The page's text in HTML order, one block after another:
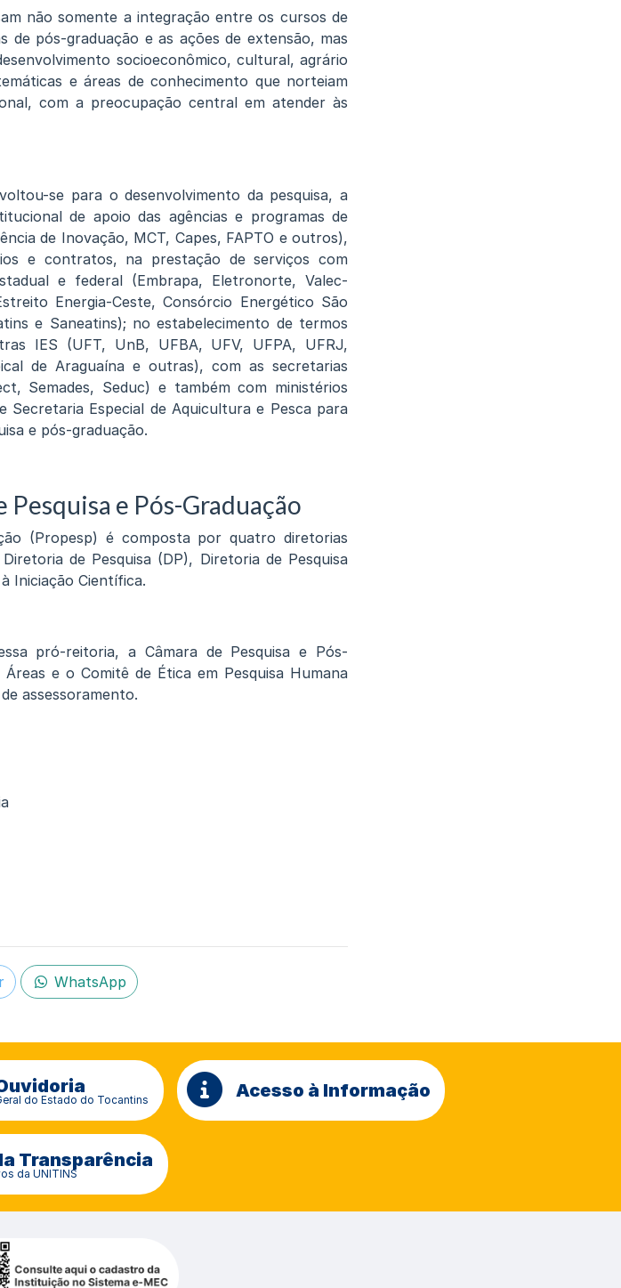
não somente a integração entre os cursos de
de pós-graduação e as ações de extensão, mas
socioeconômico, cultural, agrário
e áreas de conhecimento que norteiam
com a preocupação central em atender às
se para o desenvolvimento da pesquisa, a
de apoio das agências e programas de
de Inovação, MCT, Capes, FAPTO e outros),
e contratos, na prestação de serviços com
e federal (Embrapa, Eletronorte, Valec-
Energia-Ceste, Consórcio Energético São
e Saneatins); no estabelecimento de termos
IES (UFT, UnB, UFBA, UFV, UFPA, UFRJ,
de Araguaína e outras), com as secretarias
Semades, Seduc) e também com ministérios
Secretaria Especial de Aquicultura e Pesca para
e pós-graduação.
e Pós-Graduação
(Propesp) é composta por quatro diretorias
de Pesquisa (DP), Diretoria de Pesquisa
Iniciação Científica.
pró-reitoria, a Câmara de Pesquisa e Pós-
e o Comitê de Ética em Pesquisa Humana
assessoramento.
WhatsApp
do Estado do Tocantins Acesso à Informação
Transparência
da UNITINS